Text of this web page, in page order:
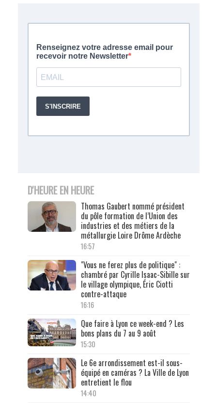
D'HEURE EN HEURE
Thomas Gaubert nommé président
du pôle formation de l’Union des
industries et des métiers de la
métallurgie Loire Drôme Ardèche
16:57
"Vous ne ferez plus de politique" :
chambré par Cyrille Isaac-Sibille sur
le village olympique, Éric Ciotti
contre-attaque
16:16
Que faire à Lyon ce week-end ? Les
bons plans du 7 au 9 août
15:30
Le 6e arrondissement est-il sous-
équipé en caméras ? La Ville de Lyon
entretient le flou
14:40